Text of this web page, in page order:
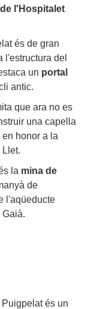
l'Hospitalet
és de gran
l'estructura del
un portal
antic.
que ara no es
una capella
honor a la
Llet.
la mina de
de
l'aqüeducte
és un